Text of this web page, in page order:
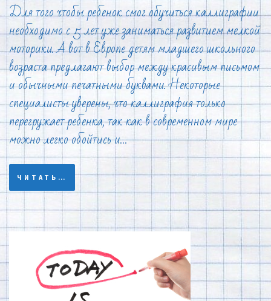
Для того чтобы ребенок смог обучиться каллиграфии
необходимо с 5 лет уже заниматься развитием мелкой
моторики. А вот в Европе детям младшего школьного
возраста предлагают выбор между красивым письмом
и обычными печатными буквами. Некоторые
специалисты уверены, что каллиграфия только
перегружает ребенка, так как в современном мире
можно легко обойтись и…
ЧИТАТЬ…